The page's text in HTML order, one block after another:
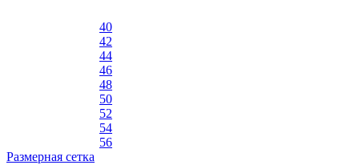
40
42
44
46
48
50
52
54
56
Размерная сетка